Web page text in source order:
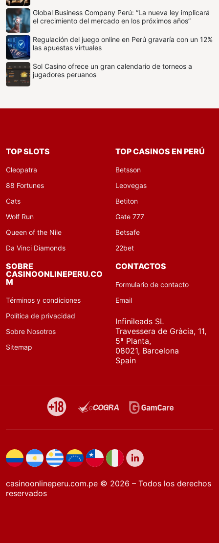
Global Business Company Perú: “La nueva ley implicará
el crecimiento del mercado en los próximos años”
Regulación del juego online en Perú gravaría con un 12%
las apuestas virtuales
Sol Casino ofrece un gran calendario de torneos a
jugadores peruanos
TOP SLOTS
Cleopatra
88 Fortunes
Cats
Wolf Run
Queen of the Nile
Da Vinci Diamonds
TOP CASINOS EN PERÚ
Betsson
Leovegas
Betiton
Gate 777
Betsafe
22bet
SOBRE
CASINOONLINEPERU.CO
M
Términos y condiciones
Política de privacidad
Sobre Nosotros
Sitemap
CONTACTOS
Formulario de contacto
Email
Infinileads SL
Travessera de Gràcia, 11,
5ª Planta,
08021, Barcelona
Spain
casinoonlineperu.com.pe © 2026 – Todos los derechos
reservados